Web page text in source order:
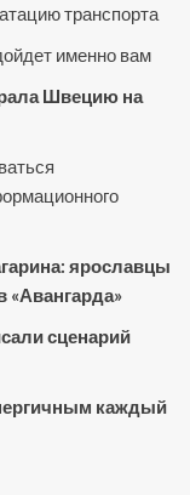
транспорта
именно вам
Швецию на
ярославцы
сценарий
каждый